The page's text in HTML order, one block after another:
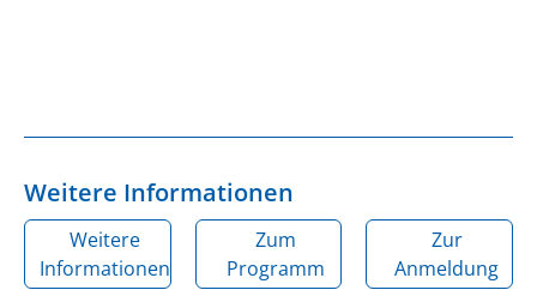
Weitere Informationen
Weitere
Informationen
Zum
Programm
Zur
Anmeldung